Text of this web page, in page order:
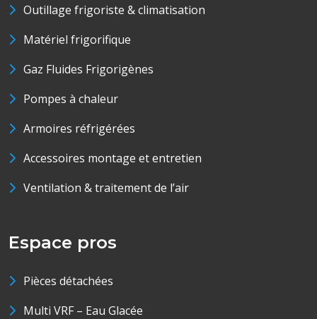
Outillage frigoriste & climatisation
Matériel frigorifique
Gaz Fluides Frigorigènes
Pompes à chaleur
Armoires réfrigérées
Accessoires montage et entretien
Ventilation & traitement de l’air
Espace pros
Pièces détachées
Multi VRF – Eau Glacée